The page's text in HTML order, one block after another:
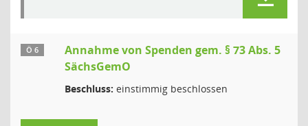
Ö 6
Annahme von Spenden gem. § 73 Abs. 5
SächsGemO
Beschluss: einstimmig beschlossen